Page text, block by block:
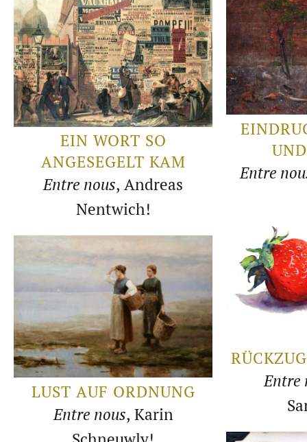
Entre
EIN WORT SO
ANGESEGELT KAM
Entre nous, Andreas
Nentwich!
Entre
LUST AUF ORDNUNG
Entre nous, Karin